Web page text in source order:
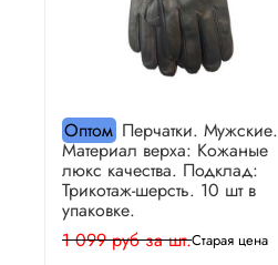
ОптомПерчатки. Мужские.
Материал верха: Кожаные
люкс качества. Подклад:
Трикотаж-шерсть. 10 шт в
упаковке.
1 099 руб за шт.Старая цена